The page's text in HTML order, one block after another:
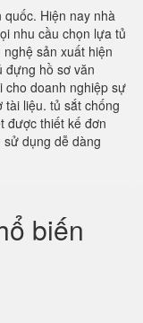
Hiện nay nhà
nhu cầu chọn lựa tủ
sản xuất hiện
đựng hồ sơ văn
cho doanh nghiệp sự
liệu. tủ sắt chống
được thiết kế đơn
dụng dễ dàng
biến